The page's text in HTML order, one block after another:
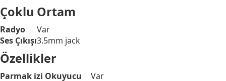
Çoklu Ortam
Radyo
Var
Ses Çıkışı3.5mm jack
Özellikler
Parmak izi Okuyucu
Var